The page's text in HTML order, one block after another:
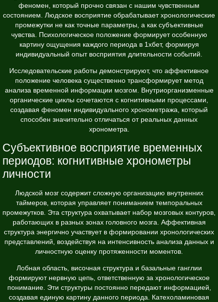
феномен, который прочно связан с нашим чувственным
состоянием. Людское восприятие обрабатывает хронологические
промежутки не как точные параметры, а как субъективные
чувства. Психологическое положение формирует особенную
картину ощущения каждого периода в 1хбет, формируя
индивидуальный опыт восприятия длительности событий.
Исследовательские работы демонстрируют, что аффективное
положение человека существенно трансформирует метод
анализа временной информации мозгом. Внутриорганизменные
органические циклы сочетаются с когнитивными процессами,
создавая феномен индивидуального хронометража, который
способен значительно отличаться от реальных данных
хронометра.
Субъективное восприятие временных
периодов: когнитивные хронометры
личности
Людской мозг содержит сложную организацию внутренних
таймеров, которая управляет пониманием темпоральных
промежутков. Эта структура охватывает набор мозговых контуров,
работающих в разных зонах головного мозга. Аффективная
структура энергично участвует в формировании хронологических
представлений, воздействуя на интенсивность анализа данных и
личностную оценку протяженности моментов.
Лобная область, височная структура и базальные ганглии
формируют нервную цепь, ответственную за хронологическое
понимание. Эти структуры постоянно передают информацией,
создавая единую картину данного периода. Катехоламиновая